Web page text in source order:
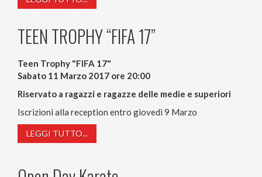
TEEN TROPHY “FIFA 17”
Teen Trophy "FIFA 17"
Sabato 11 Marzo 2017 ore 20:00
Riservato a ragazzi e ragazze delle medie e superiori
Iscrizioni alla reception entro giovedì 9 Marzo
LEGGI TUTTO...